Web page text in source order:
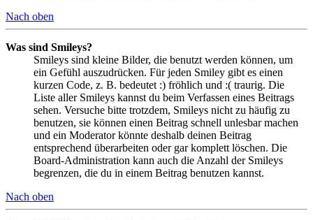
Nach oben
Was sind Smileys?
Smileys sind kleine Bilder, die benutzt werden können, um
ein Gefühl auszudrücken. Für jeden Smiley gibt es einen
kurzen Code, z. B. bedeutet :) fröhlich und :( traurig. Die
Liste aller Smileys kannst du beim Verfassen eines Beitrags
sehen. Versuche bitte trotzdem, Smileys nicht zu häufig zu
benutzen, sie können einen Beitrag schnell unlesbar machen
und ein Moderator könnte deshalb deinen Beitrag
entsprechend überarbeiten oder gar komplett löschen. Die
Board-Administration kann auch die Anzahl der Smileys
begrenzen, die du in einem Beitrag benutzen kannst.
Nach oben